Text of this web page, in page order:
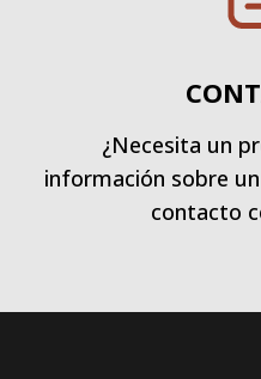
¿Necesita un
información sobre
contacto